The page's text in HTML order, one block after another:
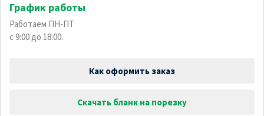
График работы
Работаем ПН-ПТ
с 9:00 до 18:00.
Как оформить заказ
Скачать бланк на порезку